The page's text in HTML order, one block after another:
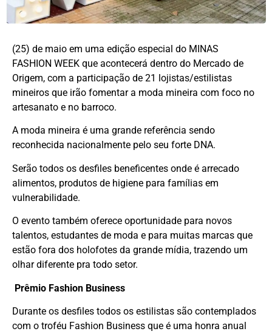
(25) de maio em uma edição especial do MINAS
FASHION WEEK que acontecerá dentro do Mercado de
Origem, com a participação de 21 lojistas/estilistas
mineiros que irão fomentar a moda mineira com foco no
artesanato e no barroco.
A moda mineira é uma grande referência sendo
reconhecida nacionalmente pelo seu forte DNA.
Serão todos os desfiles beneficentes onde é arrecado
alimentos, produtos de higiene para famílias em
vulnerabilidade.
O evento também oferece oportunidade para novos
talentos, estudantes de moda e para muitas marcas que
estão fora dos holofotes da grande mídia, trazendo um
olhar diferente pra todo setor.
Prêmio Fashion Business
Durante os desfiles todos os estilistas são contemplados
com o troféu Fashion Business que é uma honra anual